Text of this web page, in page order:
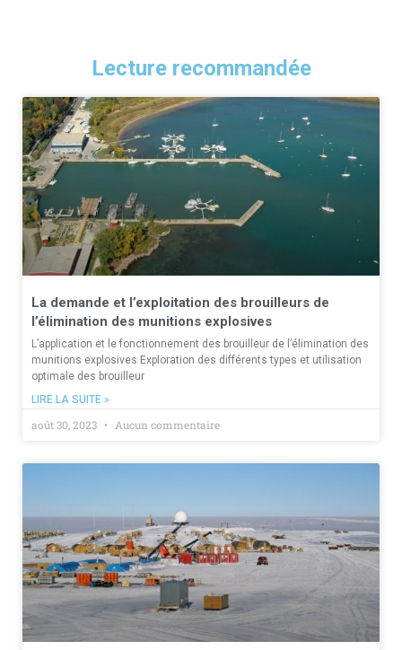
Lecture recommandée
La demande et l’exploitation des brouilleurs de
l’élimination des munitions explosives
L’application et le fonctionnement des brouilleur de l’élimination des
munitions explosives Exploration des différents types et utilisation
optimale des brouilleur
LIRE LA SUITE »
août 30, 2023 Aucun commentaire